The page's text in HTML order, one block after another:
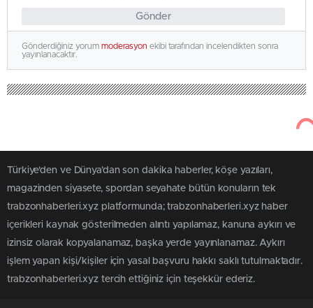
Gönder
Gönderdiğiniz yorum moderasyon ekibi tarafından incelendikten sonra
yayınlanacaktır.
Türkiye'den ve Dünya’dan son dakika haberler, köşe yazıları,
magazinden siyasete, spordan seyahate bütün konuların tek
trabzonhaberleri.xyz platformunda; trabzonhaberleri.xyz haber
içerikleri kaynak gösterilmeden alıntı yapılamaz, kanuna aykırı ve
izinsiz olarak kopyalanamaz, başka yerde yayınlanamaz. Aykırı
işlem yapan kişi/kişiler için yasal başvuru hakkı saklı tutulmaktadır.
trabzonhaberleri.xyz tercih ettiğiniz için teşekkür ederiz.